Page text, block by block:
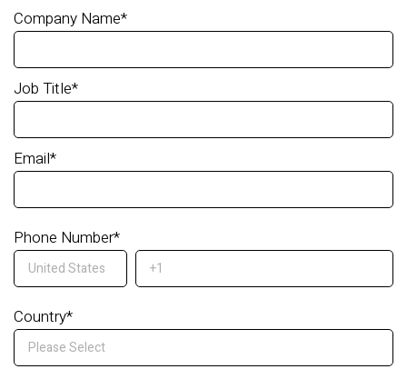
Company Name*
Job Title*
Email*
Phone Number*
Country*